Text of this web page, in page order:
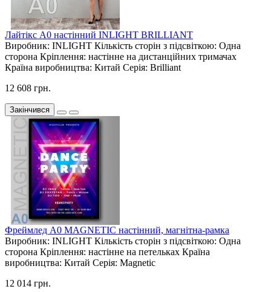
Лайтікс А0 настінний INLIGHT BRILLIANT
Виробник: INLIGHT Кількість сторін з підсвіткою: Одна
сторона Кріплення: настінне на дистанційних тримачах
Країна виробництва: Китай Серія: Brilliant
12 608 грн.
Закінчився
Фреймлед А0 MAGNETIC настінний, магнітна-рамка
Виробник: INLIGHT Кількість сторін з підсвіткою: Одна
сторона Кріплення: настінне на петельках Країна
виробництва: Китай Серія: Magnetic
12 014 грн.